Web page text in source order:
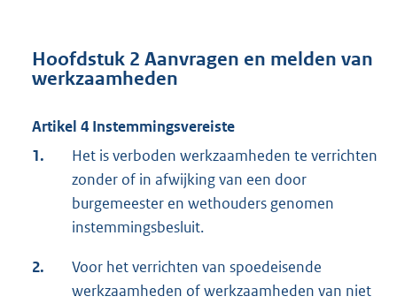
Hoofdstuk 2 Aanvragen en melden van
werkzaamheden
Artikel 4 Instemmingsvereiste
1.
Het is verboden werkzaamheden te verrichten
zonder of in afwijking van een door
burgemeester en wethouders genomen
instemmingsbesluit.
2.
Voor het verrichten van spoedeisende
werkzaamheden of werkzaamheden van niet